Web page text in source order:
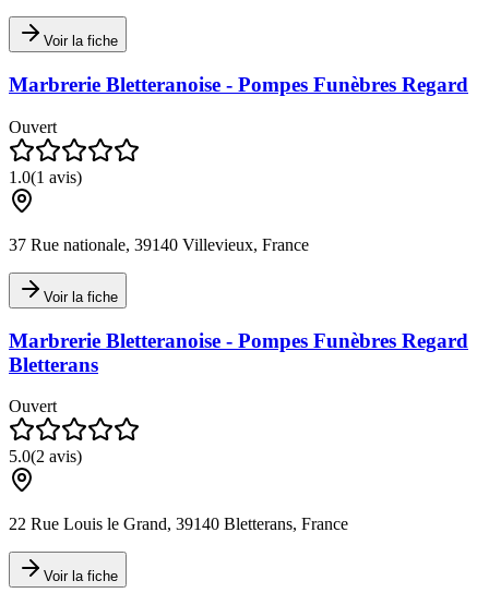
Voir la fiche
Marbrerie Bletteranoise - Pompes Funèbres Regard
Ouvert
1.0(1 avis)
37 Rue nationale, 39140 Villevieux, France
Voir la fiche
Marbrerie Bletteranoise - Pompes Funèbres Regard
Bletterans
Ouvert
5.0(2 avis)
22 Rue Louis le Grand, 39140 Bletterans, France
Voir la fiche